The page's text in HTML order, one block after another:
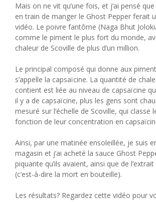
Mais on ne vit qu’une fois, et j’ai pensé
en train de manger le Ghost Pepper ferait
vidéo. Le poivre fantôme (Naga Bhut
comme le piment le plus fort du monde,
chaleur de Scoville de plus d’un million.
Le principal composé qui donne aux
s’appelle la capsaïcine. La quantité de
contient est liée au niveau de capsaïcine
il y a de capsaïcine, plus les gens sont
mesuré sur l’échelle de Scoville, qui classe
fonction de leur concentration en
Ainsi, par une matinée ensoleillée, je suis
magasin et j’ai acheté la sauce Ghost
piquante qu’ils avaient, ainsi que de
(c’est-à-dire la mort en bouteille).
Les résultats? Regardez cette vidéo pour